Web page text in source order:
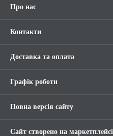
Про нас
Контакти
Доставка та оплата
Графік роботи
Повна версія сайту
Сайт створено на маркетплейсі